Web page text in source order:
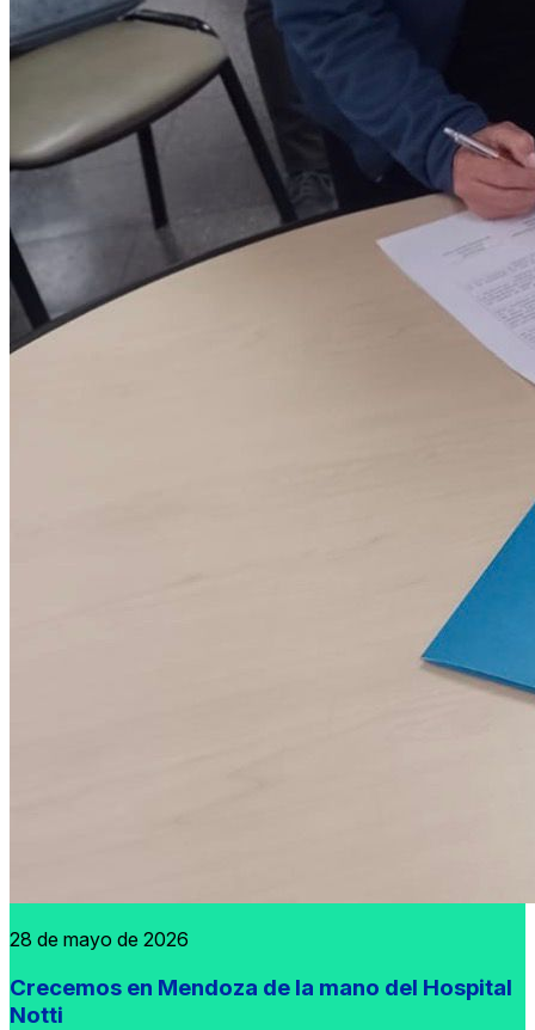
28 de mayo de 2026
Crecemos en Mendoza de la mano del Hospital
Notti